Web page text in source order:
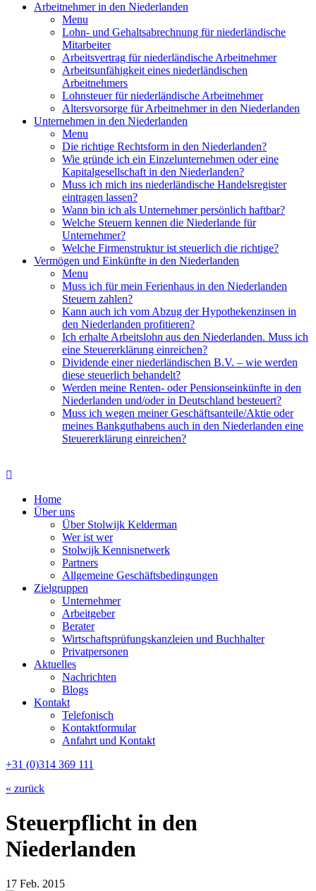
Arbeitnehmer in den Niederlanden
Menu
Lohn- und Gehaltsabrechnung für niederländische
Mitarbeiter
Arbeitsvertrag für niederländische Arbeitnehmer
Arbeitsunfähigkeit eines niederländischen
Arbeitnehmers
Lohnsteuer für niederländische Arbeitnehmer
Altersvorsorge für Arbeitnehmer in den Niederlanden
Unternehmen in den Niederlanden
Menu
Die richtige Rechtsform in den Niederlanden?
Wie gründe ich ein Einzelunternehmen oder eine
Kapitalgesellschaft in den Niederlanden?
Muss ich mich ins niederländische Handelsregister
eintragen lassen?
Wann bin ich als Unternehmer persönlich haftbar?
Welche Steuern kennen die Niederlande für
Unternehmer?
Welche Firmenstruktur ist steuerlich die richtige?
Vermögen und Einkünfte in den Niederlanden
Menu
Muss ich für mein Ferienhaus in den Niederlanden
Steuern zahlen?
Kann auch ich vom Abzug der Hypothekenzinsen in
den Niederlanden profitieren?
Ich erhalte Arbeitslohn aus den Niederlanden. Muss ich
eine Steuererklärung einreichen?
Dividende einer niederländischen B.V. – wie werden
diese steuerlich behandelt?
Werden meine Renten- oder Pensionseinkünfte in den
Niederlanden und/oder in Deutschland besteuert?
Muss ich wegen meiner Geschäftsanteile/Aktie oder
meines Bankguthabens auch in den Niederlanden eine
Steuererklärung einreichen?
Home
Über uns
Über Stolwijk Kelderman
Wer ist wer
Stolwijk Kennisnetwerk
Partners
Allgemeine Geschäftsbedingungen
Zielgruppen
Unternehmer
Arbeitgeber
Berater
Wirtschaftsprüfungskanzleien und Buchhalter
Privatpersonen
Aktuelles
Nachrichten
Blogs
Kontakt
Telefonisch
Kontaktformular
Anfahrt und Kontakt
+31 (0)314 369 111
« zurück
Steuerpflicht in den
Niederlanden
17 Feb. 2015